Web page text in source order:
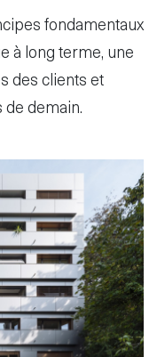
fondamentaux
à long terme, une
des clients et
demain.